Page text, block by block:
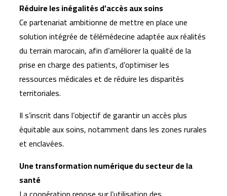
Réduire les inégalités d’accès aux soins
Ce partenariat ambitionne de mettre en place une
solution intégrée de télémédecine adaptée aux réalités
du terrain marocain, afin d’améliorer la qualité de la
prise en charge des patients, d’optimiser les
ressources médicales et de réduire les disparités
territoriales.
Il s’inscrit dans l’objectif de garantir un accès plus
équitable aux soins, notamment dans les zones rurales
et enclavées.
Une transformation numérique du secteur de la
santé